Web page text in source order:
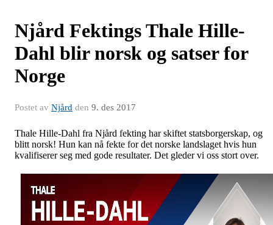
Njård Fektings Thale Hille-
Dahl blir norsk og satser for
Norge
Postet av Njård den 9. des 2017
Thale Hille-Dahl fra Njård fekting har skiftet statsborgerskap, og
blitt norsk! Hun kan nå fekte for det norske landslaget hvis hun
kvalifiserer seg med gode resultater. Det gleder vi oss stort over.